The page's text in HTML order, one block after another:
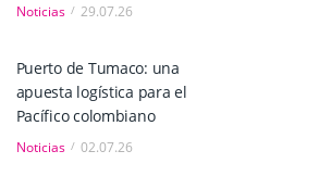
Noticias 29.07.26
Puerto de Tumaco: una
apuesta logística para el
Pacífico colombiano
Noticias 02.07.26